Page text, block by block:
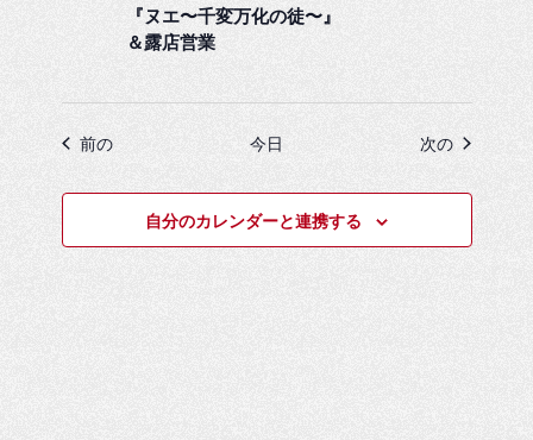
『ヌエ〜千変万化の徒〜』
＆露店営業
前のイベント 今日 次のイベント
自分のカレンダーと連携する